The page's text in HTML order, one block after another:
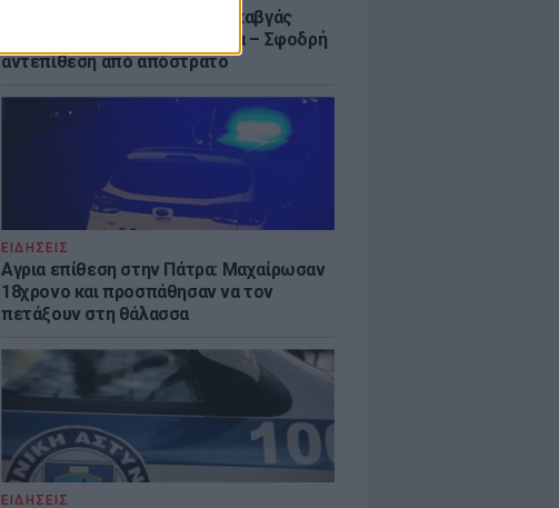
Παναγία Σουμελά: Τουρκικός καβγάς
μετά τη σύγκριση με τη Μέκκα – Σφοδρή
αντεπίθεση από απόστρατο
ΕΙΔΗΣΕΙΣ
Αγρια επίθεση στην Πάτρα: Μαχαίρωσαν
18χρονο και προσπάθησαν να τον
πετάξουν στη θάλασσα
ΕΙΔΗΣΕΙΣ